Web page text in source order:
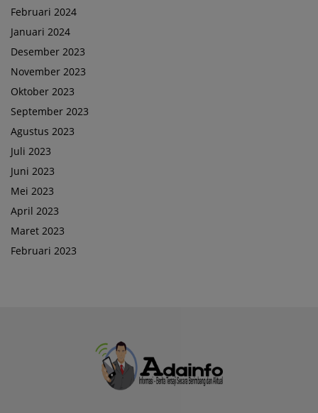
Februari 2024
Januari 2024
Desember 2023
November 2023
Oktober 2023
September 2023
Agustus 2023
Juli 2023
Juni 2023
Mei 2023
April 2023
Maret 2023
Februari 2023